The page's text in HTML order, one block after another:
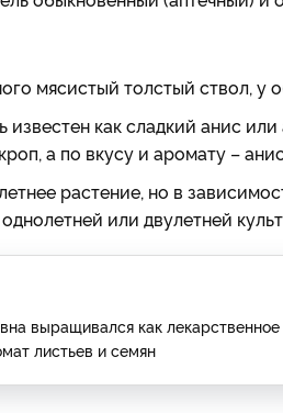
мясистый толстый ствол, у
известен как сладкий анис
а по вкусу и аромату –
растение, но в
или двулетней
выращивался как
листьев и семян